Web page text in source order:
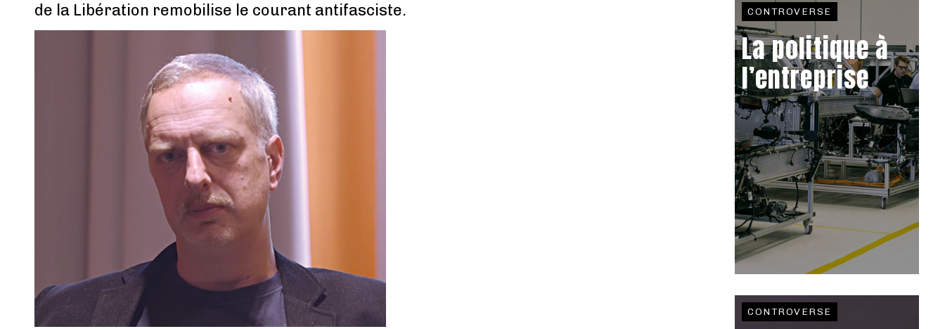
de la Libération remobilise le courant antifasciste.
CONTROVERSE
La politique à
l’entreprise
CONTROVERSE